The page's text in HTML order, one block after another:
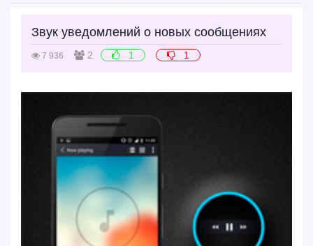
Звук уведомлений о новых сообщениях
7 936 2 1 1